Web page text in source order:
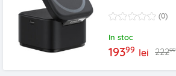
(0)
In stoc
19399 lei 22299